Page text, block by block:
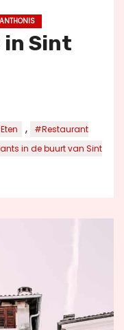
in Sint
,
#Restaurant
in de buurt van Sint